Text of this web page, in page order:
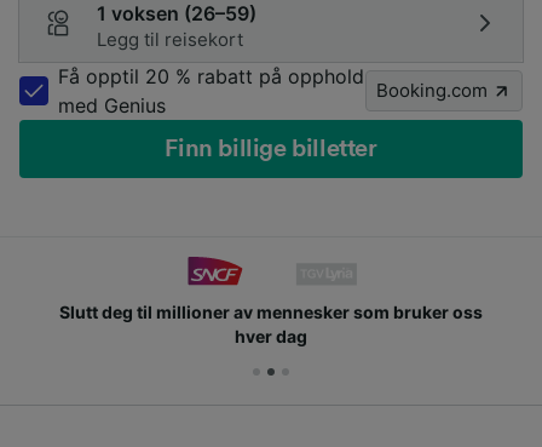
1 voksen (26–59)
Legg til reisekort
Få opptil 20 % rabatt på opphold
med Genius
Booking.com
Finn billige billetter
Slutt deg til millioner av mennesker som bruker oss
hver dag